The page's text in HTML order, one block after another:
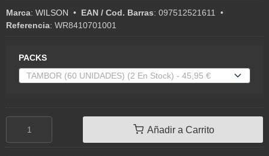
Marca: WILSON • EAN / Cod. Barras: 097512521611
•
Referencia: WR8410701001
PACKS
Añadir a Carrito